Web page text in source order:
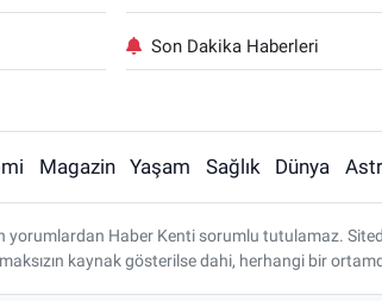
Son Dakika Haberleri
Magazin Yaşam Sağlık Dünya
Haber Kenti sorumlu tutulamaz.
kaynak gösterilse dahi, herhangi bir